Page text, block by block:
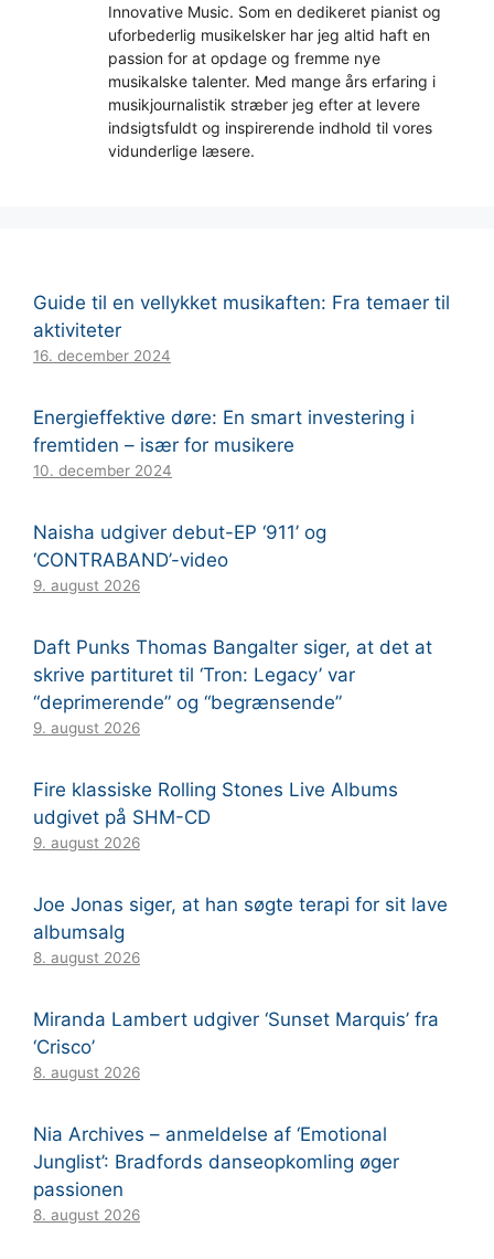
Innovative Music. Som en dedikeret pianist og
uforbederlig musikelsker har jeg altid haft en
passion for at opdage og fremme nye
musikalske talenter. Med mange års erfaring i
musikjournalistik stræber jeg efter at levere
indsigtsfuldt og inspirerende indhold til vores
vidunderlige læsere.
Guide til en vellykket musikaften: Fra temaer til
aktiviteter
16. december 2024
Energieffektive døre: En smart investering i
fremtiden – især for musikere
10. december 2024
Naisha udgiver debut-EP ‘911’ og
‘CONTRABAND’-video
9. august 2026
Daft Punks Thomas Bangalter siger, at det at
skrive partituret til ‘Tron: Legacy’ var
“deprimerende” og “begrænsende”
9. august 2026
Fire klassiske Rolling Stones Live Albums
udgivet på SHM-CD
9. august 2026
Joe Jonas siger, at han søgte terapi for sit lave
albumsalg
8. august 2026
Miranda Lambert udgiver ‘Sunset Marquis’ fra
‘Crisco’
8. august 2026
Nia Archives – anmeldelse af ‘Emotional
Junglist’: Bradfords danseopkomling øger
passionen
8. august 2026